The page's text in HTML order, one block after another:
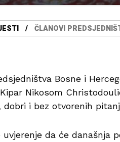
ČLANOVI
Bosne i
Nikosom
dobri i bez otvorenih
uvjerenje da će današnja